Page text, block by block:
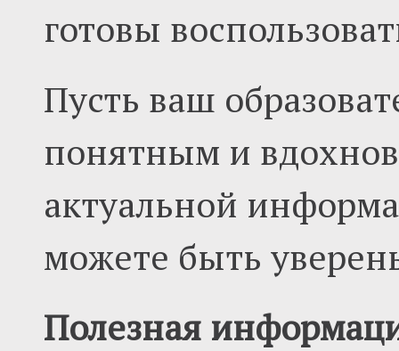
готовы
Пусть ваш
понятным и
актуальной
можете быть
Полезная